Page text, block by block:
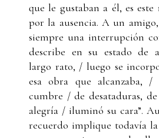
que le gustaban a él, es
por la ausencia. A un
siempre una interrupción
describe en su estado de
largo rato, / luego se
esa obra que alcanzaba, /
cumbre / de desataduras,
alegría / iluminó su cara”.
recuerdo implique todavía